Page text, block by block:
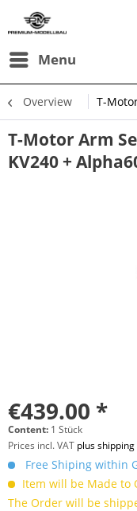
Menu
Overview T-
T-Motor Arm
KV240 +
€439.00 *
Content: 1 Stück
Prices incl. VAT plus
Free Shiping within
Item will be Made to
The Order will be